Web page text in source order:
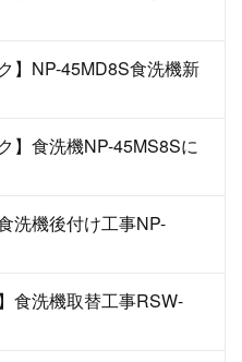
】NP-45MD8S食洗機新
】食洗機NP-45MS8Sに
洗機後付け工事NP-
食洗機取替工事RSW-